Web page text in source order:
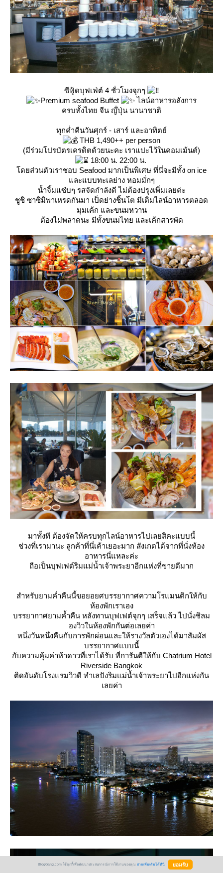
ซีฟู้ดบุฟเฟ่ต์ 4 ชั่วโมงจุกๆ
Premium seafood Buffet
ไลน์อาหารอลังการ
ครบทั้งไทย จีน ญ๊่ปุ่น นานาชาติ
ทุกค่ำคืนวันศุกร์ - เสาร์ และอาทิตย์
THB 1,490++ per person
(มีร่วมโปรบัตรเครดิตด้วยนะคะ เราแปะไว้ในคอมเม้นต์)
18:00 น. 22:00 น.
ดยส่วนตัวเราชอบ Seafood มากเป็นพิเศษ ที่นี่จะมีทั้ง on ice
ละแบบทะเลย่าง หอมมั่กๆ
น้ำจิ้มแซ๋บๆ รสจัดกำลังดี ไม่ต้องปรุงเพิ่มเลยค่ะ
ชูชิ ซาซิมิพาเหรดกันมา เป็ดย่างชิ้นโต มีเติมไลน์อาหารตลอด
มุมเค้ก และขนมหวาน
ต้องไม่พลาดนะ มีทั้งขนมไทย และเค้กสารพัด
มาทั้งที ต้องจัดให้ครบทุกไลน์อาหารไปเลยสิคะแบบนี้
ช่วงที่เรามานะ ลูกค้าที่นี่เค้าเยอะมาก สังเกตได้จากที่นั่งห้อง
อาหารนี่แหละค่ะ
ถือเป็นบุฟเฟต์ริมแม่น้ำเจ้าพระยาอีกแห่งที่ขายดีมาก
สำหรับยามค่ำคืนนี้ขอยอยศบรรยากาศความโรแมนติกให้กับ
ห้องพักเราเอง
บรรยากาศยามค้ำคืน หลังทานบุฟเฟต์จุกๆ เสร็จแล้ว ไปนั่งชิลม
องวิวในห้องพักกันต่อเลยค่า
หนึ่งวันหนึ่งคืนกับการพักผ่อนและให้รางวัลตัวเองได้มาสัมผัส
บรรยากาศแบบนี้
กับความคุ้มค่าห้าดาวที่เราได้รับ ที่การันตีให้กับ Chatrium Hotel
Riverside Bangkok
ติดอันดับโรงแรมวิวดี ทำเลปังริมแม่น้ำเจ้าพระยาไปอีกแห่งกัน
เลยค่า
BlogGang.com ใช้คุกกี้เพื่อพัฒนาประสบการณ์การใช้งานของคุณ อ่านเพิ่มเติมได้ที่นี่